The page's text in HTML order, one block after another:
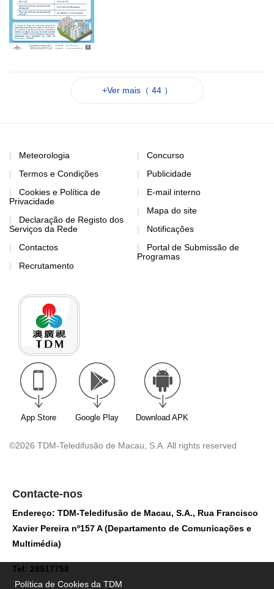
+Ver mais（ 44 ）
Meteorologia
Termos e Condições
Cookies e Política de
Privacidade
Declaração de Registo dos
Serviços da Rede
Contactos
Recrutamento
Concurso
Publicidade
E-mail interno
Mapa do site
Notificações
Portal de Submissão de
Programas
App Store Google Play Download APK
©2026 TDM-Teledifusão de Macau, S.A. All rights reserved
Contacte-nos
Endereço: TDM-Teledifusão de Macau, S.A., Rua Francisco
Xavier Pereira nº157 A (Departamento de Comunicações e
Multimédia)
Tel: 28517758
Política de Cookies da TDM